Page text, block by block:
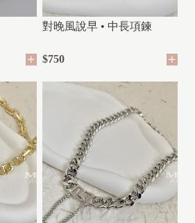
對晚風說早 • 中長項鍊
$750